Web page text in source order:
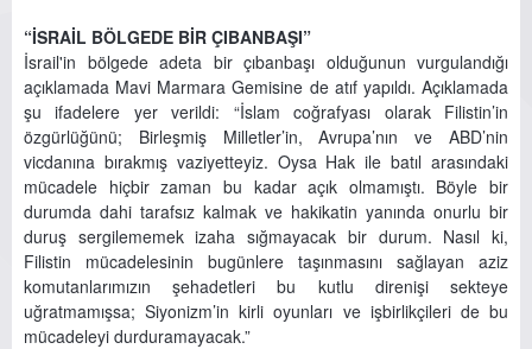
“İSRAİL BÖLGEDE BİR ÇIBANBAŞI”
İsrail'in bölgede adeta bir çıbanbaşı olduğunun vurgulandığı
açıklamada Mavi Marmara Gemisine de atıf yapıldı. Açıklamada
şu ifadelere yer verildi: “İslam coğrafyası olarak Filistin’in
özgürlüğünü; Birleşmiş Milletler’in, Avrupa’nın ve ABD’nin
vicdanına bırakmış vaziyetteyiz. Oysa Hak ile batıl arasındaki
mücadele hiçbir zaman bu kadar açık olmamıştı. Böyle bir
durumda dahi tarafsız kalmak ve hakikatin yanında onurlu bir
duruş sergilememek izaha sığmayacak bir durum. Nasıl ki,
Filistin mücadelesinin bugünlere taşınmasını sağlayan aziz
komutanlarımızın şehadetleri bu kutlu direnişi sekteye
uğratmamışsa; Siyonizm’in kirli oyunları ve işbirlikçileri de bu
mücadeleyi durduramayacak.”